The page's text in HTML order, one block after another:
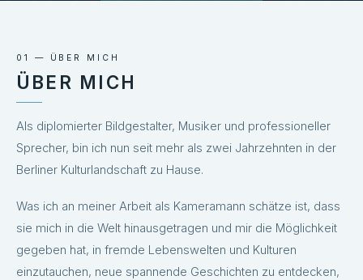
01 — ÜBER MICH
ÜBER MICH
Als diplomierter Bildgestalter, Musiker und professioneller
Sprecher, bin ich nun seit mehr als zwei Jahrzehnten in der
Berliner Kulturlandschaft zu Hause.
Was ich an meiner Arbeit als Kameramann schätze ist, dass
sie mich in die Welt hinausgetragen und mir die Möglichkeit
gegeben hat, in fremde Lebenswelten und Kulturen
einzutauchen, neue spannende Geschichten zu entdecken,